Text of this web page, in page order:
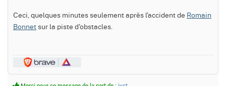
Ceci, quelques minutes seulement après l'accident de Romain
Bonnetsur la piste d'obstacles.